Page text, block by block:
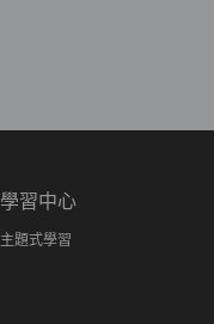
學習中心
主題式學習